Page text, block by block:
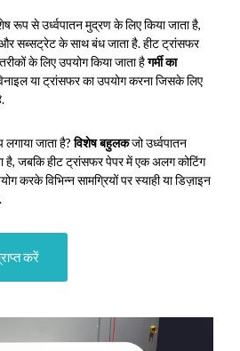
रूप से उर्ध्वपातन मुद्रण के लिए किया जाता है,
सब्सट्रेट के साथ बंध जाता है. हीट ट्रांसफर
के लिए उपयोग किया जाता हैगर्मी का
या ट्रांसफर का उपयोग करना जिसके लिए
लगाया जाता है?विशेष बहुलकजो उर्ध्वपातन
है, जबकि हीट ट्रांसफर पेपर में एक अलग कोटिंग
करके विभिन्न सामग्रियों पर स्याही या डिज़ाइन
करें